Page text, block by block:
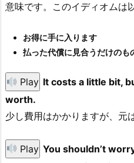
意味です。このイディオムは
お得に手に入ります
払った代償に見合うだけのも
Play It costs a little bit,
worth.
少し費用はかかりますが、元
Play You shouldn’t